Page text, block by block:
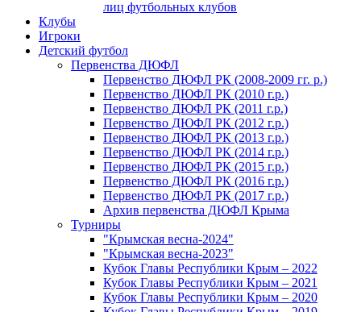
лиц футбольных клубов
Клубы
Игроки
Детский футбол
Первенства ДЮФЛ
Первенство ДЮФЛ РК (2008-2009 гг. р.)
Первенство ДЮФЛ РК (2010 г.р.)
Первенство ДЮФЛ РК (2011 г.р.)
Первенство ДЮФЛ РК (2012 г.р.)
Первенство ДЮФЛ РК (2013 г.р.)
Первенство ДЮФЛ РК (2014 г.р.)
Первенство ДЮФЛ РК (2015 г.р.)
Первенство ДЮФЛ РК (2016 г.р.)
Первенство ДЮФЛ РК (2017 г.р.)
Архив первенства ДЮФЛ Крыма
Турниры
"Крымская весна-2024"
"Крымская весна-2023"
Кубок Главы Республики Крым – 2022
Кубок Главы Республики Крым – 2021
Кубок Главы Республики Крым – 2020